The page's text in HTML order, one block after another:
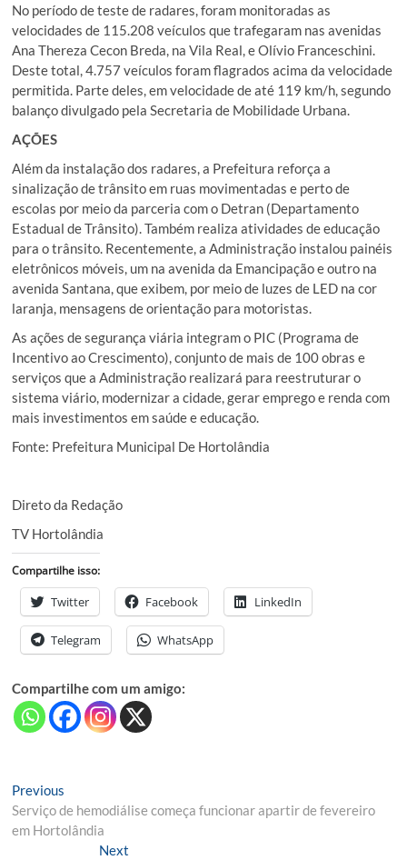
No período de teste de radares, foram monitoradas as
velocidades de 115.208 veículos que trafegaram nas avenidas
Ana Thereza Cecon Breda, na Vila Real, e Olívio Franceschini.
Deste total, 4.757 veículos foram flagrados acima da velocidade
permitida. Parte deles, em velocidade de até 119 km/h, segundo
balanço divulgado pela Secretaria de Mobilidade Urbana.
AÇÕES
Além da instalação dos radares, a Prefeitura reforça a
sinalização de trânsito em ruas movimentadas e perto de
escolas por meio da parceria com o Detran (Departamento
Estadual de Trânsito). Também realiza atividades de educação
para o trânsito. Recentemente, a Administração instalou painéis
eletrônicos móveis, um na avenida da Emancipação e outro na
avenida Santana, que exibem, por meio de luzes de LED na cor
laranja, mensagens de orientação para motoristas.
As ações de segurança viária integram o PIC (Programa de
Incentivo ao Crescimento), conjunto de mais de 100 obras e
serviços que a Administração realizará para reestruturar o
sistema viário, modernizar a cidade, gerar emprego e renda com
mais investimentos em saúde e educação.
Fonte: Prefeitura Municipal De Hortolândia
Direto da Redação
TV Hortolândia
Compartilhe isso:
Twitter Facebook LinkedIn
Telegram WhatsApp
Compartilhe com um amigo:
Navegação
de
Previous
post:
Serviço de hemodiálise começa funcionar apartir de fevereiro
em Hortolândia
NextNext